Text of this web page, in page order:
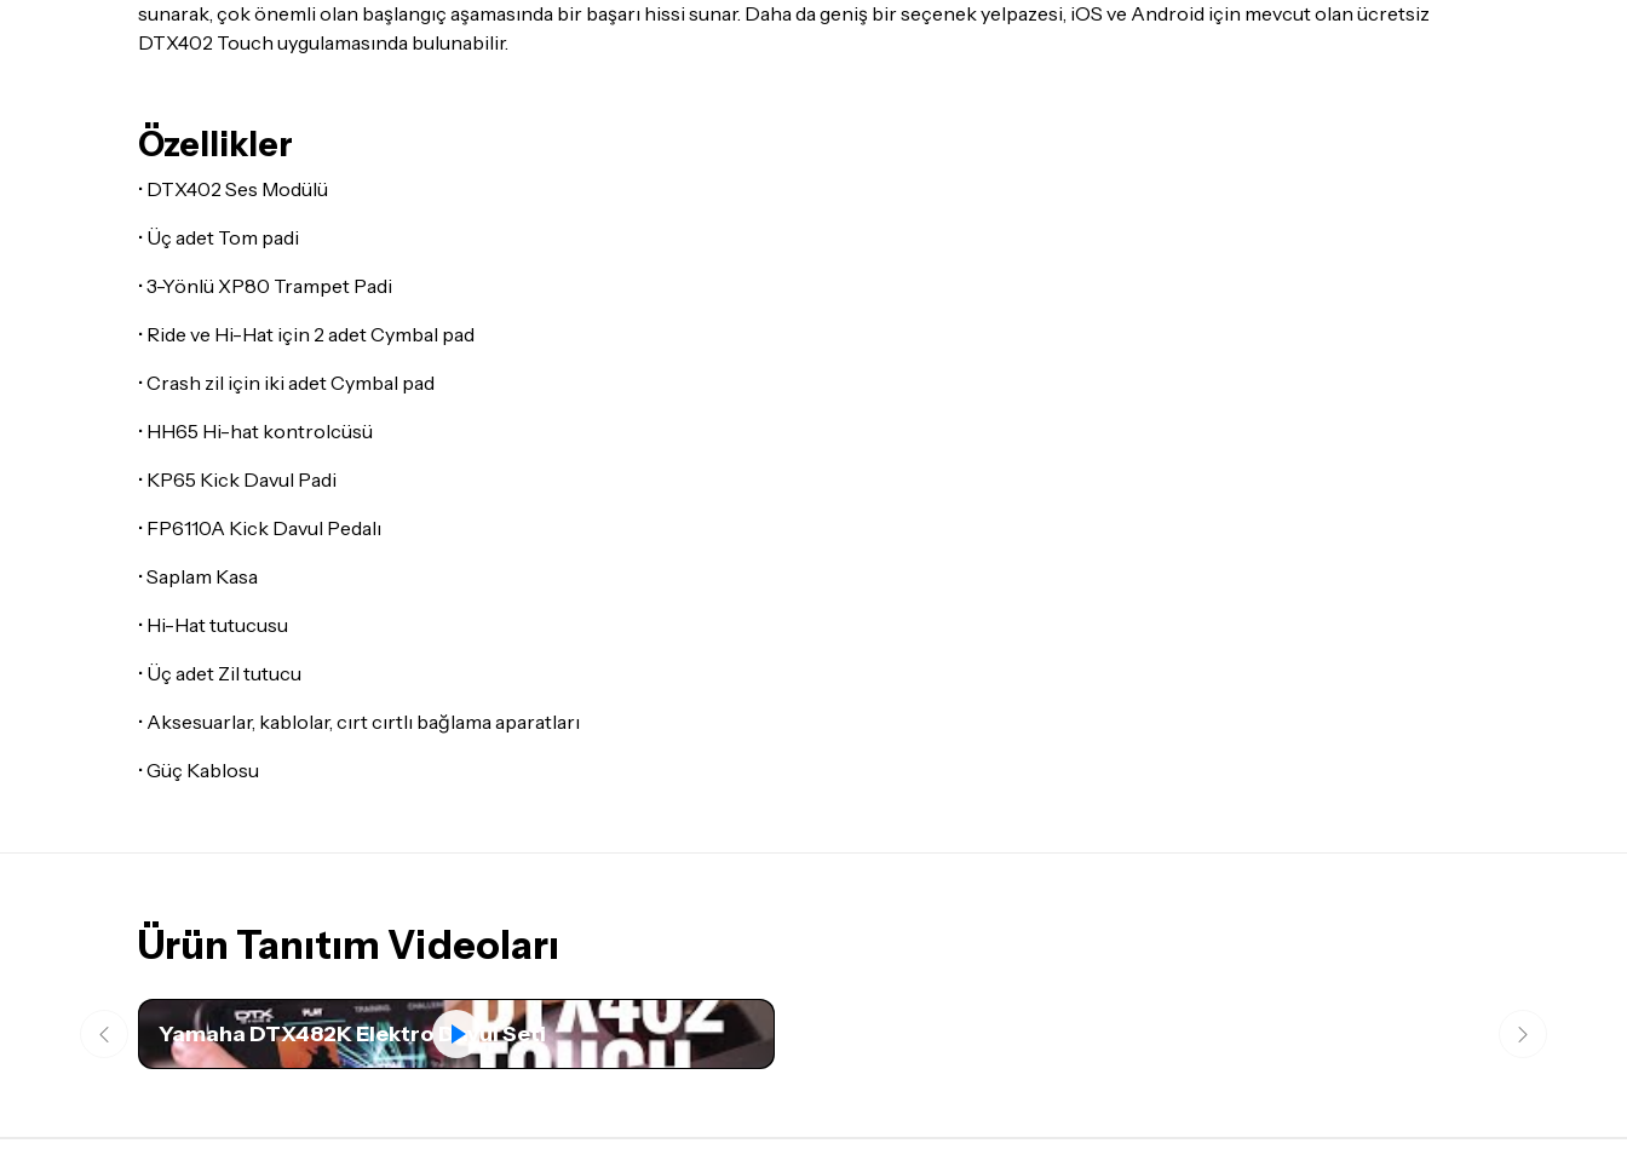
sunarak, çok önemli olan başlangıç ​​aşamasında bir başarı hissi sunar. Daha da geniş bir seçenek yelpazesi, iOS ve Android için mevcut olan ücretsiz
DTX402 Touch uygulamasında bulunabilir.
Özellikler
• DTX402 Ses Modülü
• Üç adet Tom padi
• 3-Yönlü XP80 Trampet Padi
• Ride ve Hi-Hat için 2 adet Cymbal pad
• Crash zil için iki adet Cymbal pad
• HH65 Hi-hat kontrolcüsü
• KP65 Kick Davul Padi
• FP6110A Kick Davul Pedalı
• Saplam Kasa
• Hi-Hat tutucusu
• Üç adet Zil tutucu
• Aksesuarlar, kablolar, cırt cırtlı bağlama aparatları
• Güç Kablosu
Ürün Tanıtım Videoları
Yamaha DTX482K Elektro Davul Seti